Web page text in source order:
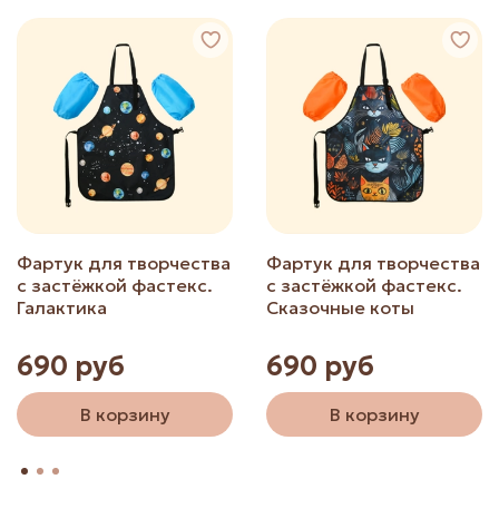
Фартук для творчества
с застёжкой фастекс.
Галактика
690 руб
В корзину
Фартук для творчества
с застёжкой фастекс.
Сказочные коты
690 руб
В корзину